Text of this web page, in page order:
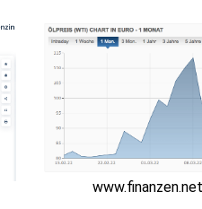
www.finanzen.net